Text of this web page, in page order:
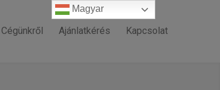
Cégünkről Ajánlatkérés Kapcsolat
Magyar